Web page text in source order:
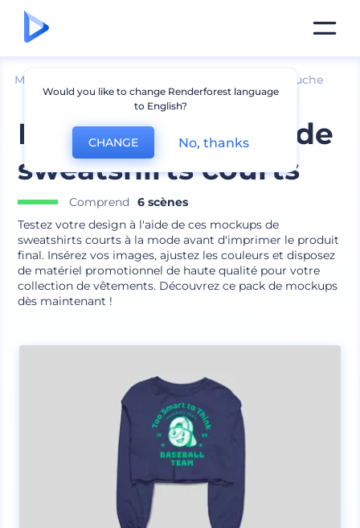
Mockups Mockup de sweat à capuche
Pack de mockups de
sweatshirts courts
Comprend
6 scènes
Testez votre design à l'aide de ces mockups de
sweatshirts courts à la mode avant d'imprimer le produit
final. Insérez vos images, ajustez les couleurs et disposez
de matériel promotionnel de haute qualité pour votre
collection de vêtements. Découvrez ce pack de mockups
dès maintenant !
Would you like to change Renderforest language
to English?
CHANGE No, thanks